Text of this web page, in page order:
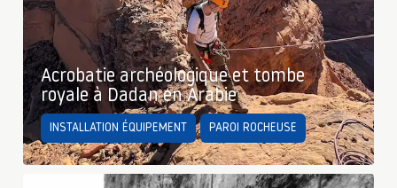
Acrobatie archéologique et tombe
royale à Dadan en Arabie
INSTALLATION ÉQUIPEMENT PAROI ROCHEUSE